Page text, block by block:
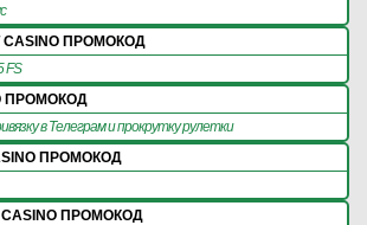
CASINO ПРОМОКОД
FS
ПРОМОКОД
в Телеграм и прокрутку рулетки
ПРОМОКОД
CASINO ПРОМОКОД